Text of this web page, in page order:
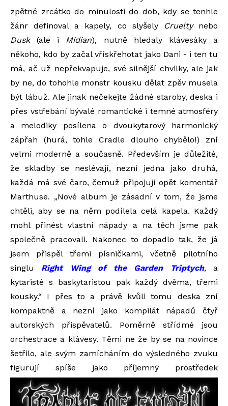
zpětné zrcátko do minulosti do dob, kdy se tenhle
žánr definoval a kapely, co slyšely
Crueltynebo
Dusk(ale i Midian), nutně hledaly klávesáky a
někoho, kdo by začal vřískřehotat jako Dani - i ten tu
má, ač už nepřekvapuje, své silnější chvilky, ale jak
by ne, do tohohle monstr kousku dělat zpěv musela
být lábuž. Ale jinak nečekejte žádné staroby, deska i
přes vstřebání bývalé romantické i temné atmosféry
a melodiky posílena o dvoukytarový harmonický
zápřah (hurá, tohle Cradle dlouho chybělo!) zní
velmi moderně a současně. Především je důležité,
že skladby se neslévají, nezní jedna jako druhá,
každá má své čaro, čemuž připojuji opět komentář
Marthuse. „Nové album je zásadní v tom, že jsme
chtěli, aby se na něm podílela celá kapela. Každý
mohl přinést vlastní nápady a na těch jsme pak
společně pracovali. Nakonec to dopadlo tak, že já
jsem přispěl třemi písničkami, včetně pilotního
singlu Right Wing of the Garden Triptych, a
kytaristé s baskytaristou pak každý dvěma, třemi
kousky.“ I přes to a právě kvůli tomu deska zní
kompaktně a nezní jako kompilát nápadů čtyř
autorských přispěvatelů. Poměrně střídmé jsou
orchestrace a klávesy. Těmi ne že by se na novince
šetřilo, ale svým zamícháním do výsledného zvuku
figurují spíše jako příjemný prostředek